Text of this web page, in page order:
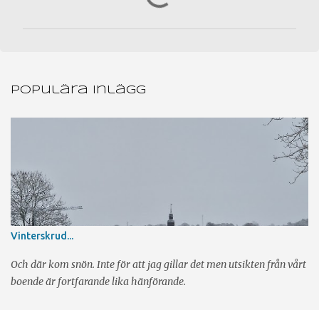
n
r
Populära inlägg
Vinterskrud...
Och där kom snön. Inte för att jag gillar det men utsikten från vårt
boende är fortfarande lika hänförande.